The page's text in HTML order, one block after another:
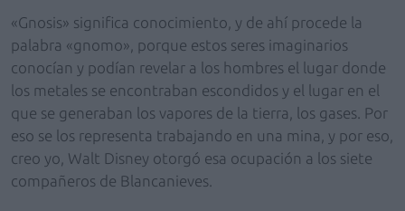
«Gnosis» significa conocimiento, y de ahí procede la
palabra «gnomo», porque estos seres imaginarios
conocían y podían revelar a los hombres el lugar donde
los metales se encontraban escondidos y el lugar en el
que se generaban los vapores de la tierra, los gases. Por
eso se los representa trabajando en una mina, y por eso,
creo yo, Walt Disney otorgó esa ocupación a los siete
compañeros de Blancanieves.